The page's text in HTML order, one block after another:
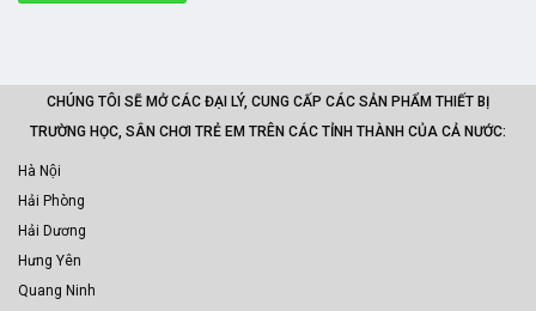
CHÚNG TÔI SẼ MỞ CÁC ĐẠI LÝ, CUNG CẤP CÁC SẢN PHẨM THIẾT BỊ
TRƯỜNG HỌC, SÂN CHƠI TRẺ EM TRÊN CÁC TỈNH THÀNH CỦA CẢ NƯỚC:
Hà Nội
Hải Phòng
Hải Dương
Hưng Yên
Quang Ninh